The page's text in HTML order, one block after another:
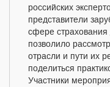
российских
представители
сфере
позволило
отрасли и пути их
поделиться
Участники